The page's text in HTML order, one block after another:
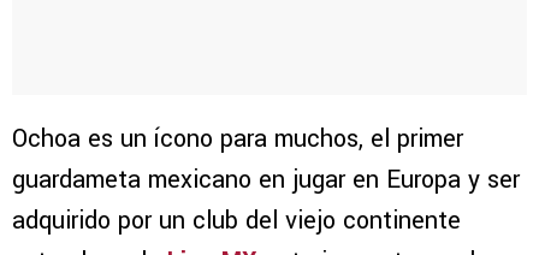
Ochoa es un ícono para muchos, el primer
guardameta mexicano en jugar en Europa y ser
adquirido por un club del viejo continente